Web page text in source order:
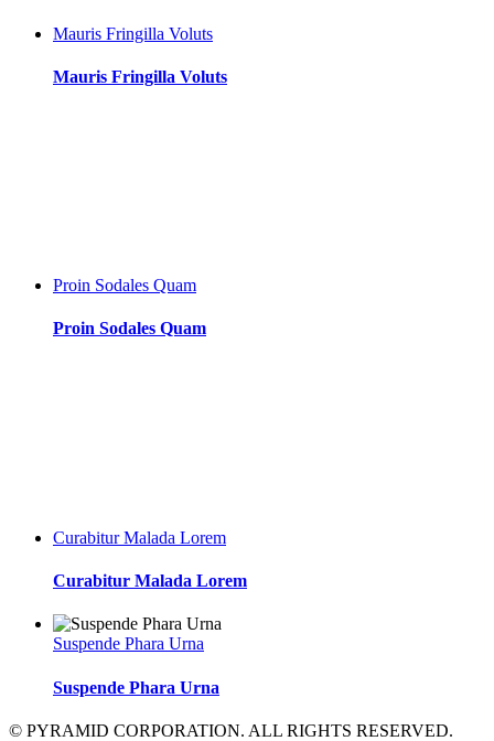
Mauris Fringilla Voluts
Mauris Fringilla Voluts
Proin Sodales Quam
Proin Sodales Quam
Curabitur Malada Lorem
Curabitur Malada Lorem
Suspende Phara Urna
Suspende Phara Urna
© PYRAMID CORPORATION. ALL RIGHTS RESERVED.